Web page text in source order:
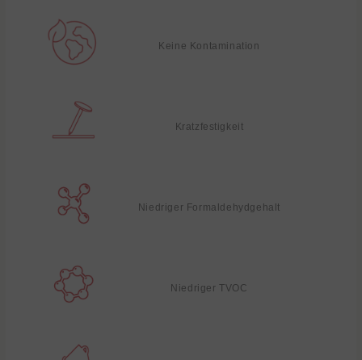
Keine Kontamination
Kratzfestigkeit
Niedriger Formaldehydgehalt
Niedriger TVOC